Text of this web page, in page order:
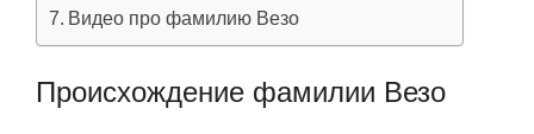
Видео про фамилию Везо
Происхождение фамилии Везо